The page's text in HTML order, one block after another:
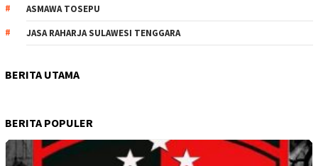
ASMAWA TOSEPU
JASA RAHARJA SULAWESI TENGGARA
BERITA UTAMA
BERITA POPULER